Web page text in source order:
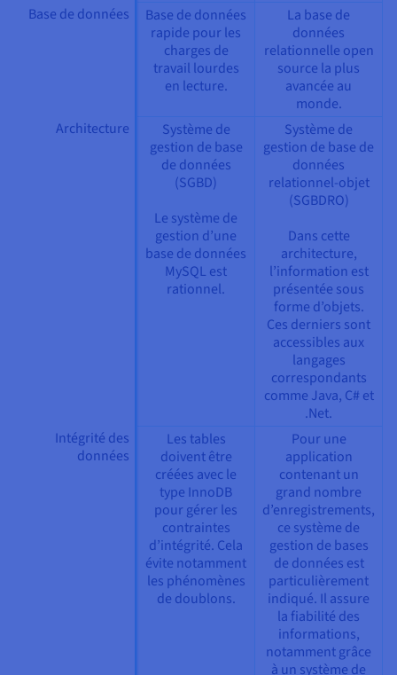
Base de données
Base de données
rapide pour les
charges de
travail lourdes
en lecture.
La base de
données
relationnelle open
source la plus
avancée au
monde.
Architecture
Système de
gestion de base
de données
(SGBD)
Le système de
gestion d’une
base de données
MySQL est
rationnel.
Système de
gestion de base de
données
relationnel-objet
(SGBDRO)
Dans cette
architecture,
l’information est
présentée sous
forme d’objets.
Ces derniers sont
accessibles aux
langages
correspondants
comme Java, C# et
.Net.
Intégrité des
données
Les tables
doivent être
créées avec le
type InnoDB
pour gérer les
contraintes
d’intégrité. Cela
évite notamment
les phénomènes
de doublons.
Pour une
application
contenant un
grand nombre
d’enregistrements,
ce système de
gestion de bases
de données est
particulièrement
indiqué. Il assure
la fiabilité des
informations,
notamment grâce
à un système de